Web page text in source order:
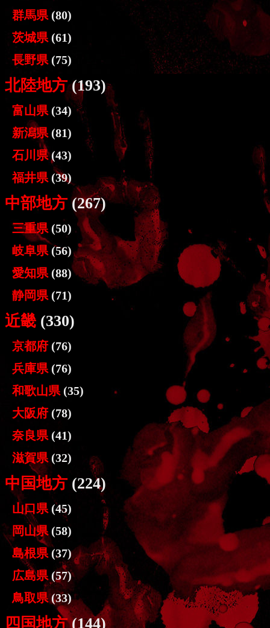
群馬県 (80)
茨城県 (61)
長野県 (75)
北陸地方(193)
富山県 (34)
新潟県 (81)
石川県(43)
福井県 (39)
中部地方 (267)
三重県 (50)
岐阜県 (56)
愛知県 (88)
静岡県 (71)
近畿 (330)
京都府 (76)
兵庫県 (76)
和歌山県 (35)
大阪府 (78)
奈良県 (41)
滋賀県 (32)
中国地方 (224)
山口県 (45)
岡山県(58)
島根県 (37)
広島県(57)
鳥取県(33)
四国地方(144)